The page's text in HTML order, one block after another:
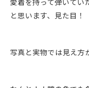
と思います、見た目！
写真と実物では見え方